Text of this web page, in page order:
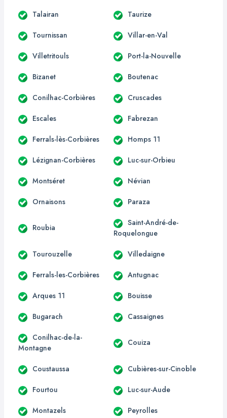
Talairan Taurize
Tournissan Villar-en-Val
Villetritouls Port-la-Nouvelle
Bizanet Boutenac
Conilhac-Corbières Cruscades
Escales Fabrezan
Ferrals-lès-Corbières Homps 11
Lézignan-Corbières Luc-sur-Orbieu
Montséret Névian
Ornaisons Paraza
Roubia
Saint-André-de-
Roquelongue
Tourouzelle Villedaigne
Ferrals-les-Corbières Antugnac
Arques 11 Bouisse
Bugarach Cassaignes
Conilhac-de-la-
Montagne
Couiza
Coustaussa Cubières-sur-Cinoble
Fourtou Luc-sur-Aude
Montazels Peyrolles